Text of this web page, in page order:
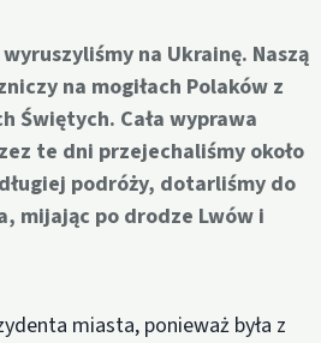
na Ukrainę. Naszą
na mogiłach Polaków z
Świętych. Cała wyprawa
te dni przejechaliśmy około
podróży, dotarliśmy do
mijając po drodze Lwów i
miasta, ponieważ była z